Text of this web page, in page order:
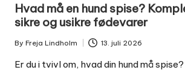
Hvad må en hund spise?
sikre og usikre fødevarer
Posted
by
By Freja Lindholm 13. juli 2026
Er du i tvivl om, hvad din hund må